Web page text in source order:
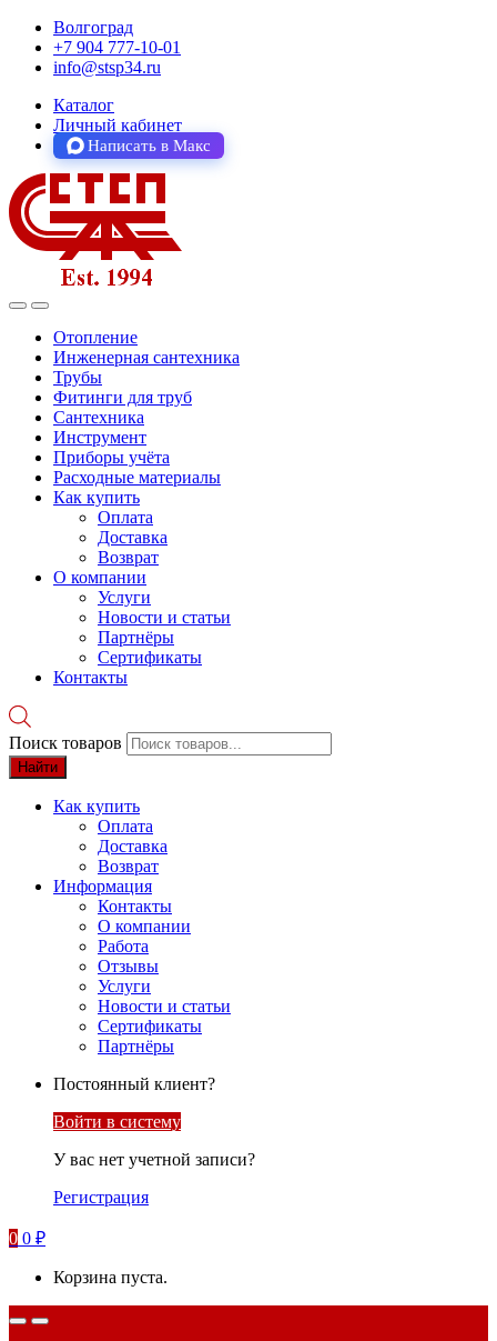
Волгоград
+7 904 777-10-01
info@stsp34.ru
Каталог
Личный кабинет
Написать в Макс
Отопление
Инженерная сантехника
Трубы
Фитинги для труб
Сантехника
Инструмент
Приборы учёта
Расходные материалы
Как купить
Оплата
Доставка
Возврат
О компании
Услуги
Новости и статьи
Партнёры
Сертификаты
Контакты
Поиск товаров
Найти
Как купить
Оплата
Доставка
Возврат
Информация
Контакты
О компании
Работа
Отзывы
Услуги
Новости и статьи
Сертификаты
Партнёры
Постоянный клиент?
Войти в систему
У вас нет учетной записи?
Регистрация
0 0 ₽
Корзина пуста.